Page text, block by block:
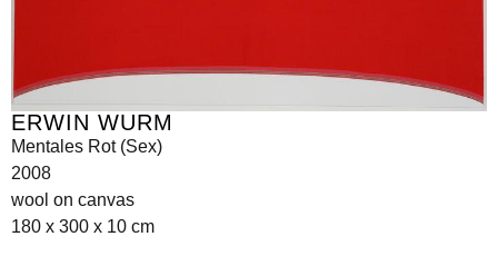
ERWIN WURM
Mentales Rot (Sex)
2008
wool on canvas
180 x 300 x 10 cm